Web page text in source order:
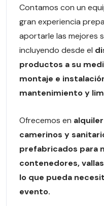
Contamos con un
gran experiencia
aportarle las mejores
incluyendo desde el
productos a su
montaje e
mantenimiento y
Ofrecemos en
camerinos y
prefabricados para
contenedores,
lo que pueda
evento.